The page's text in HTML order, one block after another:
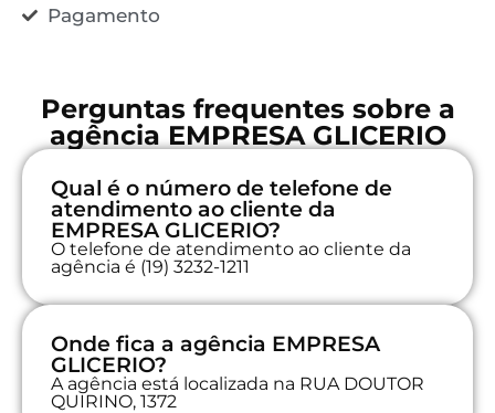
Pagamento
Perguntas frequentes sobre a
agência EMPRESA GLICERIO
Qual é o número de telefone de
atendimento ao cliente da
EMPRESA GLICERIO?
O telefone de atendimento ao cliente da
agência é (19) 3232-1211
Onde fica a agência EMPRESA
GLICERIO?
A agência está localizada na RUA DOUTOR
QUIRINO, 1372